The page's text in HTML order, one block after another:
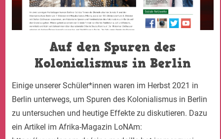
Auf den Spuren des
Kolonialismus in Berlin
Einige unserer Schüler*innen waren im Herbst 2021 in
Berlin unterwegs, um Spuren des Kolonialismus in Berlin
zu untersuchen und heutige Effekte zu diskutieren. Dazu
ein Artikel im Afrika-Magazin LoNAm: